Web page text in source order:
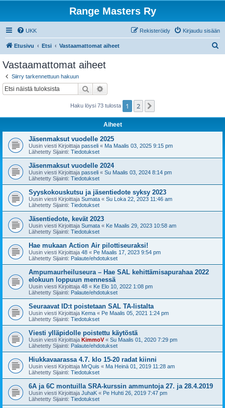
Range Masters Ry
UKK Kirjaudu sisään
Rekisteröidy
Etusivu Etsi Vastaamattomat aiheet
Vastaamattomat aiheet
Siirry tarkennettuun hakuun
Etsi
Haku löysi 73 tulosta 1 2
Aiheet
Jäsenmaksut vuodelle 2025
Uusin viesti Kirjoittaja passeli « Ma Maalis 03, 2025 9:15 pm
Lähetetty Sijainti: Tiedotukset
Jäsenmaksut vuodelle 2024
Uusin viesti Kirjoittaja passeli « Su Maalis 03, 2024 8:14 pm
Lähetetty Sijainti: Tiedotukset
Syyskokouskutsu ja jäsentiedote syksy 2023
Uusin viesti Kirjoittaja Sumata « Su Loka 22, 2023 11:46 am
Lähetetty Sijainti: Tiedotukset
Jäsentiedote, kevät 2023
Uusin viesti Kirjoittaja Sumata « Ke Maalis 29, 2023 10:58 am
Lähetetty Sijainti: Tiedotukset
Hae mukaan Action Air pilottiseuraksi!
Uusin viesti Kirjoittaja 48 « Pe Maalis 17, 2023 9:54 pm
Lähetetty Sijainti: Palaute/ehdotukset
Ampumaurheiluseura – Hae SAL kehittämisapurahaa 2022
elokuun loppuun mennessä
Uusin viesti Kirjoittaja 48 « Ke Elo 10, 2022 1:08 pm
Lähetetty Sijainti: Palaute/ehdotukset
Seuraavat ID:t poistetaan SAL TA-listalta
Uusin viesti Kirjoittaja Kema « Pe Maalis 05, 2021 1:24 pm
Lähetetty Sijainti: Tiedotukset
Viesti ylläpidolle poistettu käytöstä
Uusin viesti Kirjoittaja KimmoV« Su Maalis 01, 2020 7:29 pm
Lähetetty Sijainti: Palaute/ehdotukset
Hiukkavaarassa 4.7. klo 15-20 radat kiinni
Uusin viesti Kirjoittaja MrQuis « Ma Heinä 01, 2019 11:28 am
Lähetetty Sijainti: Tiedotukset
6A ja 6C montuilla SRA-kurssin ammuntoja 27. ja 28.4.2019
Uusin viesti Kirjoittaja JuhaK « Pe Huhti 26, 2019 7:47 pm
Lähetetty Sijainti: Tiedotukset